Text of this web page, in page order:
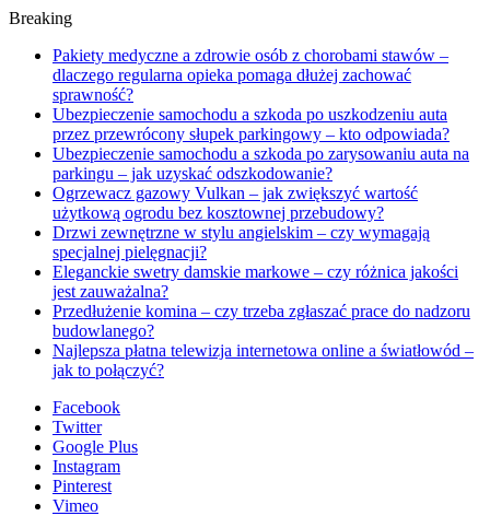
Breaking
Pakiety medyczne a zdrowie osób z chorobami stawów –
dlaczego regularna opieka pomaga dłużej zachować
sprawność?
Ubezpieczenie samochodu a szkoda po uszkodzeniu auta
przez przewrócony słupek parkingowy – kto odpowiada?
Ubezpieczenie samochodu a szkoda po zarysowaniu auta na
parkingu – jak uzyskać odszkodowanie?
Ogrzewacz gazowy Vulkan – jak zwiększyć wartość
użytkową ogrodu bez kosztownej przebudowy?
Drzwi zewnętrzne w stylu angielskim – czy wymagają
specjalnej pielęgnacji?
Eleganckie swetry damskie markowe – czy różnica jakości
jest zauważalna?
Przedłużenie komina – czy trzeba zgłaszać prace do nadzoru
budowlanego?
Najlepsza płatna telewizja internetowa online a światłowód –
jak to połączyć?
Facebook
Twitter
Google Plus
Instagram
Pinterest
Vimeo